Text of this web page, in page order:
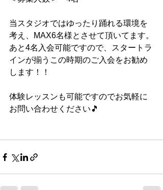
当スタジオではゆったり踊れる環境を
考え、MAX6名様とさせて頂いてます。
あと4名入会可能ですので、スタートラ
インが揃うこの時期のご入会をお勧め
します！！
体験レッスンも可能ですのでお気軽に
お問い合わせください🎵